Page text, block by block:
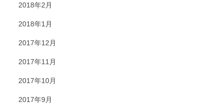
2018年2月
2018年1月
2017年12月
2017年11月
2017年10月
2017年9月